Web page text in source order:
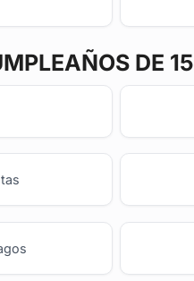
DE 15